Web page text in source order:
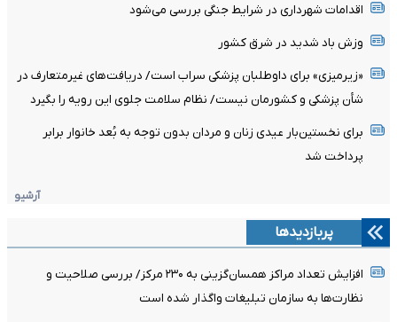
اقدامات شهرداری در شرایط جنگی بررسی می‌شود
وزش باد شدید در شرق کشور
«زیرمیزی» برای داوطلبان پزشکی سراب است/ دریافت‌های غیرمتعارف در
شأن پزشکی و کشورمان نیست/ نظام سلامت جلوی این رویه را بگیرد
برای نخستین‌بار عیدی زنان و مردان بدون توجه به بُعد خانوار برابر
پرداخت شد
آرشیو
پربازدیدها
افزایش تعداد مراکز همسان‌گزینی به ۲۳۰ مرکز/ بررسی صلاحیت و
نظارت‌ها به سازمان تبلیغات واگذار شده است